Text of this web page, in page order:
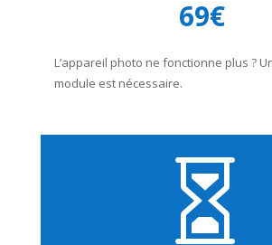
69€
L’appareil photo ne fonctionne plus ?
module est nécessaire.
